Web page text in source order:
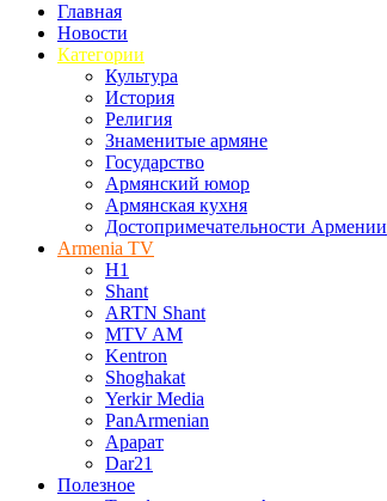
Главная
Новости
Категории
Культура
История
Религия
Знаменитые армяне
Государство
Армянский юмор
Армянская кухня
Достопримечательности Армении
Armenia TV
H1
Shant
ARTN Shant
MTV AM
Kentron
Shoghakat
Yerkir Media
PanArmenian
Арарат
Dar21
Полезное